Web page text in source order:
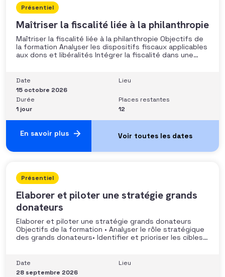
Présentiel
Maîtriser la fiscalité liée à la philanthropie
Maîtriser la fiscalité liée à la philanthropie Objectifs de
la formation Analyser les dispositifs fiscaux applicables
aux dons et libéralités Intégrer la fiscalité dans une
situations nécessitant un arbitrage juridique
Compétences et aptitudes Comprendre les régimes
Date
15 octobre 2026
Lieu
Durée
1 jour
Places restantes
12
En savoir plus
Présentiel
Elaborer et piloter une stratégie grands
donateurs
Elaborer et piloter une stratégie grands donateurs
Objectifs de la formation • Analyser le rôle stratégique
des grands donateurs• Identifier et prioriser les cibles à
parties prenantes• Construire un argumentaire
personnalisé et piloter le parcours
Date
28 septembre 2026
Lieu